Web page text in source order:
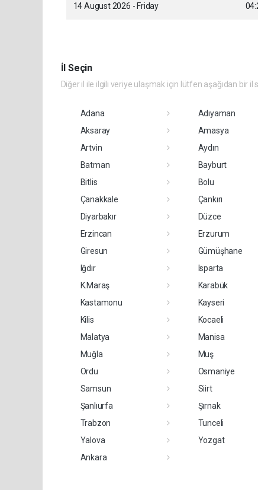
14 August 2026 - Friday
İl Seçin
Diğer il ile ilgili veriye ulaşmak için lütfen aşağıdan bir il
Adana Adıyaman
Aksaray
Amasya
Artvin
Aydın
Batman
Bayburt
Bitlis
Bolu
Çanakkale
Çankırı
Diyarbakır
Düzce
Erzincan
Erzurum
Giresun
Gümüşhane
Iğdır
Isparta
K.Maraş
Karabük
Kastamonu
Kayseri
Kilis
Kocaeli
Malatya
Manisa
Muğla
Muş
Ordu
Osmaniye
Samsun
Siirt
Şanlıurfa
Şırnak
Trabzon
Tunceli
Yalova
Yozgat
Ankara